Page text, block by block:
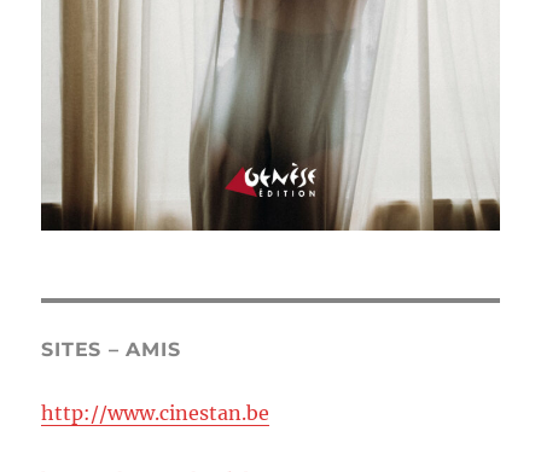
SITES – AMIS
http://www.cinestan.be